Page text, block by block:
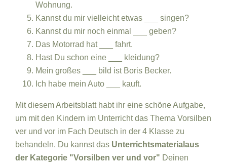
Wohnung.
Kannst du mir vielleicht etwas ___ singen?
Kannst du mir noch einmal ___ geben?
Das Motorrad hat ___ fahrt.
Hast Du schon eine ___ kleidung?
Mein großes ___ bild ist Boris Becker.
Ich habe mein Auto ___ kauft.
Mit diesem Arbeitsblatt habt ihr eine schöne Aufgabe,
um mit den Kindern im Unterricht das Thema Vorsilben
ver und vor im Fach Deutsch in der 4 Klasse zu
behandeln. Du kannst das Unterrichtsmaterialaus
der Kategorie "Vorsilben ver und vor" Deinen